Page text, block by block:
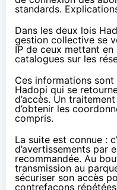
standards.
Dans les deux lois
gestion collective se
IP de ceux mettant
catalogues sur les
Ces informations
Hadopi qui se
d’accès. Un
d’obtenir les
compris.
La suite est connue :
d’avertissements par
recommandée. Au
transmission au
sécuriser son accès
contrefaçons